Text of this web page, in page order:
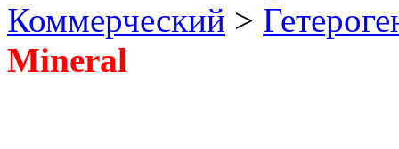
Коммерческий >
Mineral